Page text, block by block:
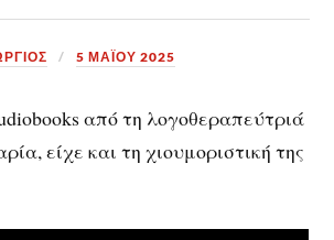
5 ΜΑΪ́ΟΥ 2025
από τη λογοθεραπεύτριά
είχε και τη χιουμοριστική της